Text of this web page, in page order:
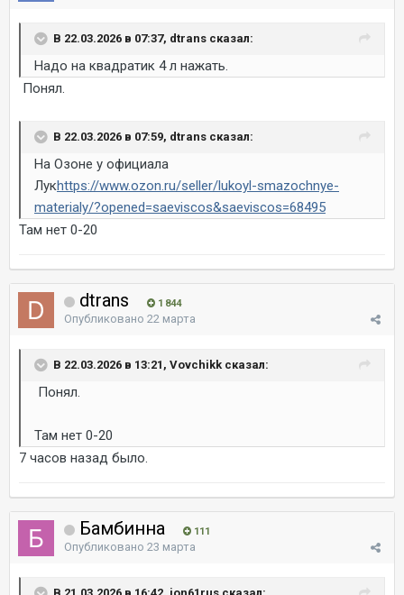
В 22.03.2026 в 07:37, dtrans сказал:
Надо на квадратик 4 л нажать.
Понял.
В 22.03.2026 в 07:59, dtrans сказал:
На Озоне у официала
Лукhttps://www.ozon.ru/seller/lukoyl-smazochnye-
materialy/?opened=saeviscos&saeviscos=68495
Там нет 0-20
dtrans 1 844
Опубликовано 22 марта
В 22.03.2026 в 13:21, Vovchikk сказал:
Понял.
Там нет 0-20
7 часов назад было.
Бамбинна 111
Опубликовано 23 марта